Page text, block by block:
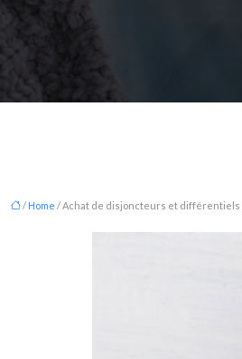
/ Home / Achat de disjoncteurs et différentiels